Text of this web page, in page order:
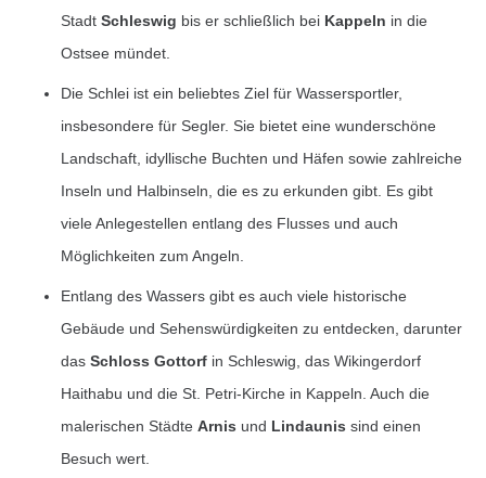
Stadt Schleswig bis er schließlich bei Kappeln in die
Ostsee mündet.
Die Schlei ist ein beliebtes Ziel für Wassersportler,
insbesondere für Segler. Sie bietet eine wunderschöne
Landschaft, idyllische Buchten und Häfen sowie zahlreiche
Inseln und Halbinseln, die es zu erkunden gibt. Es gibt
viele Anlegestellen entlang des Flusses und auch
Möglichkeiten zum Angeln.
Entlang des Wassers gibt es auch viele historische
Gebäude und Sehenswürdigkeiten zu entdecken, darunter
das Schloss Gottorf in Schleswig, das Wikingerdorf
Haithabu und die St. Petri-Kirche in Kappeln. Auch die
malerischen Städte Arnis und Lindaunis sind einen
Besuch wert.